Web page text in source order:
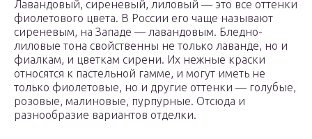
Лавандовый, сиреневый, лиловый — это все оттенки
фиолетового цвета. В России его чаще называют
сиреневым, на Западе — лавандовым. Бледно-
лиловые тона свойственны не только лаванде, но и
фиалкам, и цветкам сирени. Их нежные краски
относятся к пастельной гамме, и могут иметь не
только фиолетовые, но и другие оттенки — голубые,
розовые, малиновые, пурпурные. Отсюда и
разнообразие вариантов отделки.